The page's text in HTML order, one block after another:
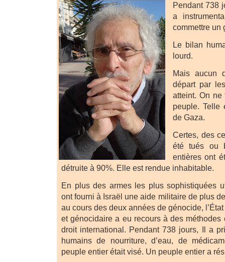
Pendant 738
a
commettre un
Le bilan
lourd.
Mais aucun
départ par
atteint. On
peuple. Telle
de Gaza.
Certes, des
été tués ou
entières ont
détruite à 90%. Elle est rendue inhabitable.
En plus des armes les plus sophistiquées
ont fourni à Israël une aide militaire de plus
au cours des deux années de génocide,
et génocidaire a eu recours à des
droit international. Pendant 738 jours, Il a
humains de nourriture, d’eau, de
peuple entier était visé. Un peuple entier a